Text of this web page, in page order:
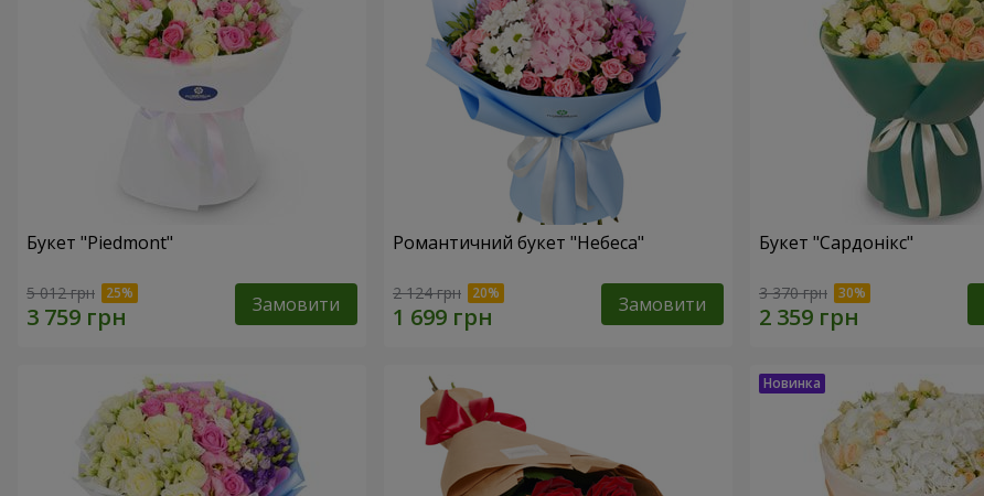
Букет "Piedmont"
5 012 грн Замовити
Романтичний букет "Небеса"
2 124 грн Замовити
Букет "Сардонікс"
3 370 грн